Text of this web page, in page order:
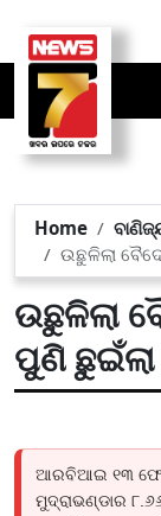
Home
ଉଛୁଳିଲା
ଉଛୁଳିଲା
ପୁଣି
ଆରବିଆଇ ୧୩
ମୁଦ୍ରାଭଣ୍ଡାର